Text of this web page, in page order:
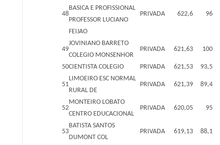
48
BASICA E PROFISSIONAL
PROFESSOR LUCIANO
FEIJAO
PRIVADA 622,6 96
49
JOVINIANO BARRETO
COLEGIO MONSENHOR
PRIVADA 621,63 100
50CIENTISTA COLEGIO PRIVADA 621,53 93,5
51
LIMOEIRO ESC NORMAL
RURAL DE
PRIVADA 621,39 89,4
52
MONTEIRO LOBATO
CENTRO EDUCACIONAL
PRIVADA 620,05 95
53
BATISTA SANTOS
DUMONT COL
PRIVADA 619,13 88,1